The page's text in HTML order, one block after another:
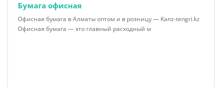
Бумага офисная
Офисная бумага в Алматы оптом и в розницу — Kanz-tengri.kz
Офисная бумага — это главный расходный м